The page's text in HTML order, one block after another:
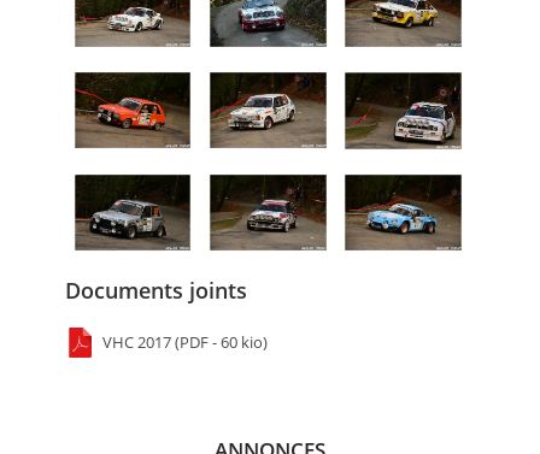
Documents joints
VHC 2017 (PDF - 60 kio)